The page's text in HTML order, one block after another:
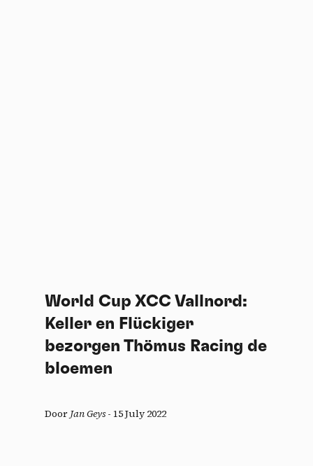
World Cup XCC Vallnord:
Keller en Flückiger
bezorgen Thömus Racing de
bloemen
Door Jan Geys- 15 July 2022